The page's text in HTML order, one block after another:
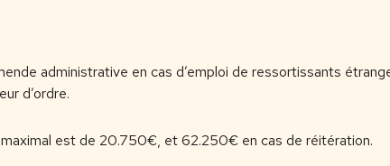
administrative en cas d’emploi de ressortissants
d’ordre.
est de 20.750€, et 62.250€ en cas de réitération.